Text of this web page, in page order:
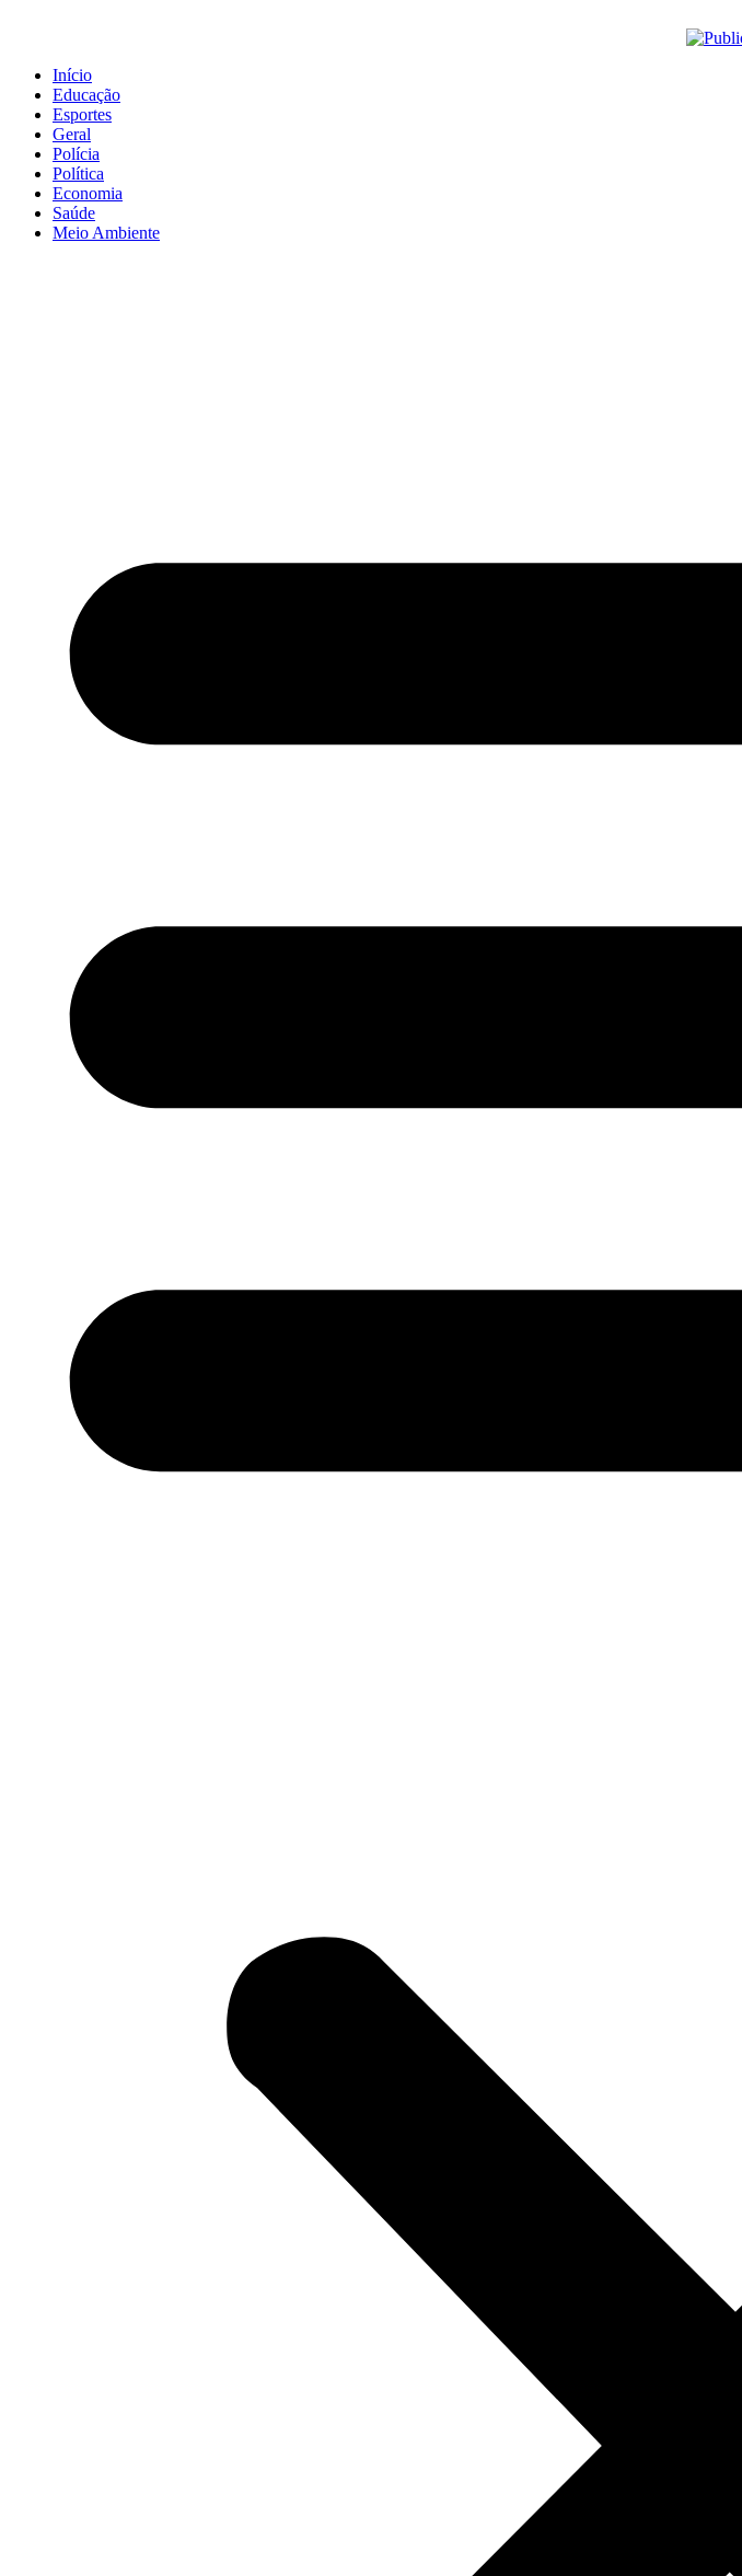
Início
Educação
Esportes
Geral
Polícia
Política
Economia
Saúde
Meio Ambiente